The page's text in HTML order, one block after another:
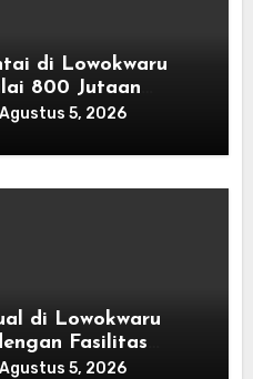
di Lowokwaru
800 Jutaan
Agustus 5, 2026
di Lowokwaru
Fasilitas
by Tomoland
Agustus 5, 2026